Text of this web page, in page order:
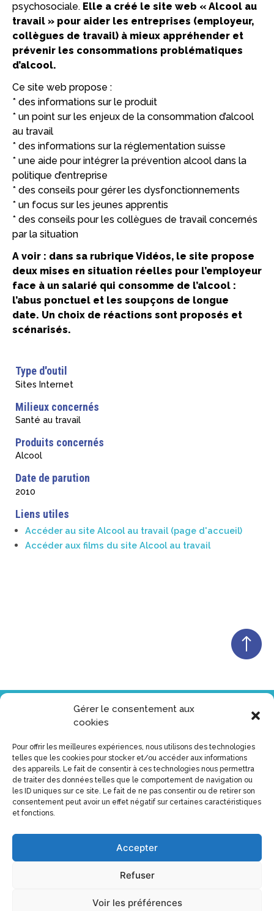
Gérer le consentement aux
cookies
Pour offrir les meilleures expériences, nous utilisons des technologies
telles que les cookies pour stocker et/ou accéder aux informations
des appareils. Le fait de consentir à ces technologies nous permettra
de traiter des données telles que le comportement de navigation ou
les ID uniques sur ce site. Le fait de ne pas consentir ou de retirer son
consentement peut avoir un effet négatif sur certaines caractéristiques
et fonctions.
Accepter
Refuser
Voir les préférences
psychosociale. Elle a créé le site web « Alcool au
travail » pour aider les entreprises (employeur,
collègues de travail) à mieux appréhender et
prévenir les consommations problématiques
d’alcool.
Ce site web propose :
* des informations sur le produit
* un point sur les enjeux de la consommation d’alcool
au travail
* des informations sur la réglementation suisse
* une aide pour intégrer la prévention alcool dans la
politique d’entreprise
* des conseils pour gérer les dysfonctionnements
* un focus sur les jeunes apprentis
* des conseils pour les collègues de travail concernés
par la situation
A voir : dans sa rubrique Vidéos, le site propose
deux mises en situation réelles pour l’employeur
face à un salarié qui consomme de l’alcool :
l’abus ponctuel et les soupçons de longue
date. Un choix de réactions sont proposés et
scénarisés.
Type d'outil
Sites Internet
Milieux concernés
Santé au travail
Produits concernés
Alcool
Date de parution
2010
Liens utiles
Accéder au site Alcool au travail (page d'accueil)
Accéder aux films du site Alcool au travail
Restons en contact
Vous serez tenu au courant des dernières mises à jour du
site